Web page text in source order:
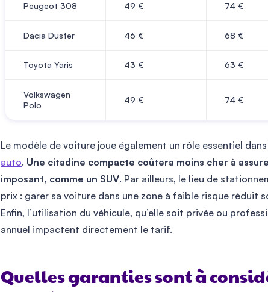
Peugeot 308 49 € 74 €
Dacia Duster 46 € 68 €
Toyota Yaris 43 € 63 €
Volkswagen
Polo
49 € 74 €
Le modèle de voiture joue également un rôle essentiel
auto. Une citadine compacte coûtera moins cher à
imposant, comme un SUV. Par ailleurs, le lieu de
prix : garer sa voiture dans une zone à faible risque réduit
Enfin, l’utilisation du véhicule, qu’elle soit privée ou
annuel impactent directement le tarif.
Quelles garanties sont à